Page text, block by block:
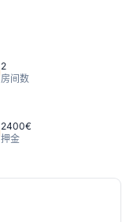
2
房间数
2400€
押金